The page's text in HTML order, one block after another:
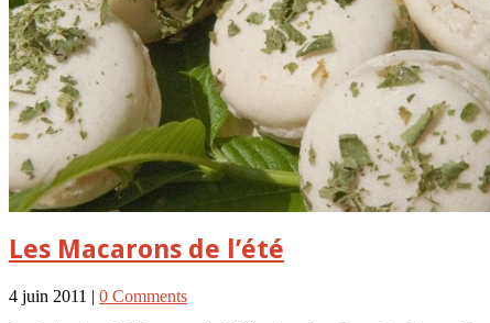
Les Macarons de l’été
4 juin 2011 | 0 Comments